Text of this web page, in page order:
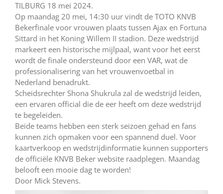
TILBURG 18 mei 2024.
Op maandag 20 mei, 14:30 uur vindt de TOTO KNVB
Bekerfinale voor vrouwen plaats tussen Ajax en Fortuna
Sittard in het Koning Willem II stadion. Deze wedstrijd
markeert een historische mijlpaal, want voor het eerst
wordt de finale ondersteund door een VAR, wat de
professionalisering van het vrouwenvoetbal in
Nederland benadrukt.
Scheidsrechter Shona Shukrula zal de wedstrijd leiden,
een ervaren official die de eer heeft om deze wedstrijd
te begeleiden.
Beide teams hebben een sterk seizoen gehad en fans
kunnen zich opmaken voor een spannend duel. Voor
kaartverkoop en wedstrijdinformatie kunnen supporters
de officiële KNVB Beker website raadplegen. Maandag
belooft een mooie dag te worden!
Door Mick Stevens.